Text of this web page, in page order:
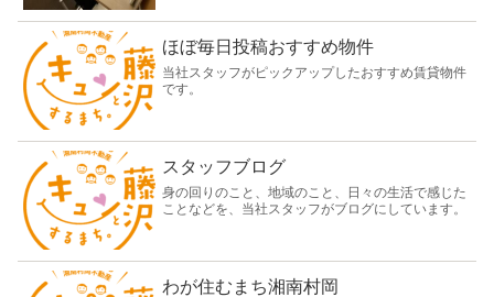
ほぼ毎日投稿おすすめ物件
当社スタッフがピックアップしたおすすめ賃貸物件
です。
スタッフブログ
身の回りのこと、地域のこと、日々の生活で感じた
ことなどを、当社スタッフがブログにしています。
わが住むまち湘南村岡